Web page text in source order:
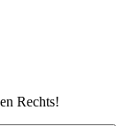
Rechts!